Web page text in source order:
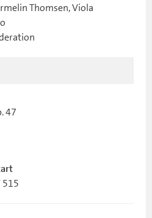
Thomsen, Viola
47
515